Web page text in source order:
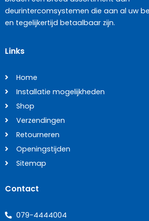
deurintercomsystemen die aan al uw
en tegelijkertijd betaalbaar zijn.
Links
Home
Installatie mogelijkheden
Shop
Verzendingen
Retourneren
Openingstijden
Sitemap
Contact
079-4444004